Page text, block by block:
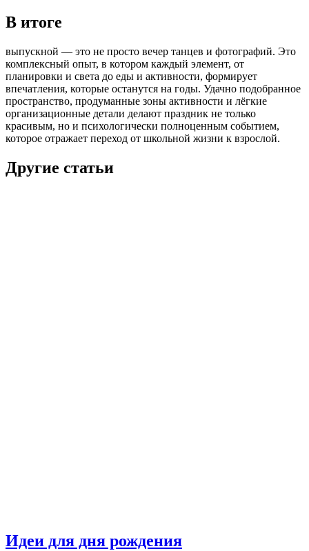
В итоге
выпускной — это не просто вечер танцев и фотографий. Это
комплексный опыт, в котором каждый элемент, от
планировки и света до еды и активности, формирует
впечатления, которые останутся на годы. Удачно подобранное
пространство, продуманные зоны активности и лёгкие
организационные детали делают праздник не только
красивым, но и психологически полноценным событием,
которое отражает переход от школьной жизни к взрослой.
Другие статьи
Идеи для дня рождения